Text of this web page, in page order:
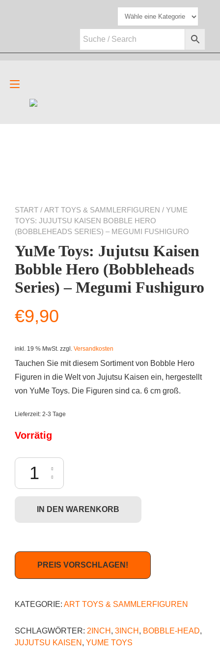
Navigation
umschalten
START / ART TOYS & SAMMLERFIGUREN / YUME
TOYS: JUJUTSU KAISEN BOBBLE HERO
(BOBBLEHEADS SERIES) – MEGUMI FUSHIGURO
YuMe Toys: Jujutsu Kaisen
Bobble Hero (Bobbleheads
Series) – Megumi Fushiguro
€9,90
inkl. 19 % MwSt. zzgl. Versandkosten
Tauchen Sie mit diesem Sortiment von Bobble Hero
Figuren in die Welt von Jujutsu Kaisen ein, hergestellt
von YuMe Toys. Die Figuren sind ca. 6 cm groß.
Lieferzeit: 2-3 Tage
Vorrätig
YuMe Toys: Jujutsu Kaisen Bobble Hero (Bobbleheads Series) -
IN DEN WARENKORB
PREIS VORSCHLAGEN!
KATEGORIE: ART TOYS & SAMMLERFIGUREN
SCHLAGWÖRTER: 2INCH , 3INCH , BOBBLE-HEAD,
JUJUTSU KAISEN , YUME TOYS